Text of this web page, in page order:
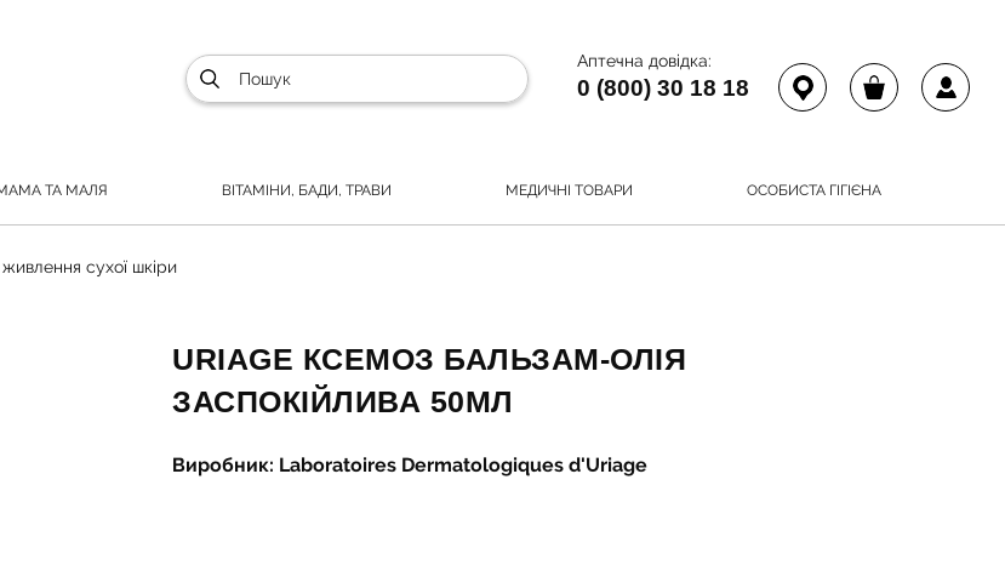
Аптечна довідка:
0 (800) 30 18 18
ТА МАЛЯ ВІТАМІНИ, БАДИ, ТРАВИ МЕДИЧНІ ТОВАРИ ОСОБИСТА ГІГІЄНА
сухої шкіри
URIAGE КСЕМОЗ БАЛЬЗАМ-ОЛІЯ
ЗАСПОКІЙЛИВА 50МЛ
Виробник: Laboratoires Dermatologiques d'Uriage